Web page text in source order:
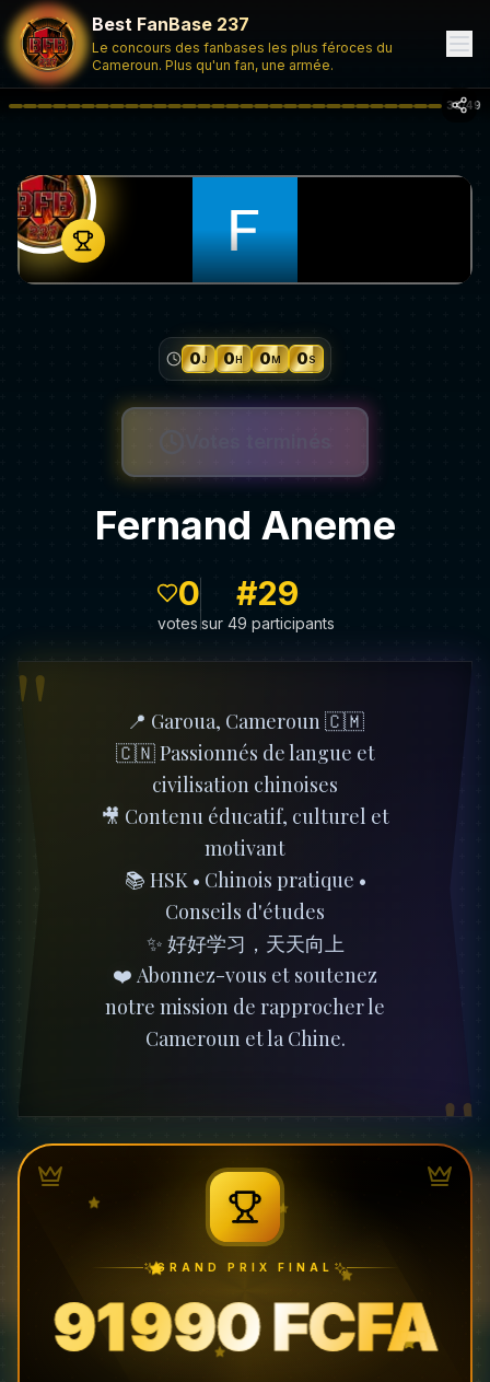
Best FanBase 237
Le concours des fanbases les plus féroces du
Cameroun. Plus qu'un fan, une armée.
33/49
0J 0H 0M 0S
Fernand Aneme
0
votes
#29
sur 49 participants
"
"
📍 Garoua, Cameroun 🇨🇲
🇨🇳 Passionnés de langue et
civilisation chinoises
🎥 Contenu éducatif, culturel et
motivant
📚 HSK • Chinois pratique •
Conseils d'études
✨ 好好学习，天天向上
❤️ Abonnez-vous et soutenez
notre mission de rapprocher le
Cameroun et la Chine.
GRAND PRIX FINAL
91 990 FCFA